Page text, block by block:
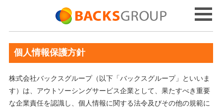
個人情報保護方針
株式会社バックスグループ（以下「バックスグループ」といいま
す）は、アウトソーシングサービス企業として、果たすべき重要
な企業責任を認識し、個人情報に関する法令及びその他の規範に